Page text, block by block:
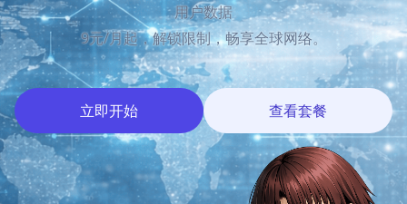
用户数据
9元/月起，解锁限制，畅享全球网络。
立即开始 查看套餐